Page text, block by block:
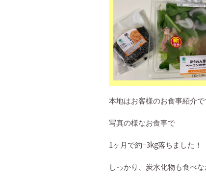
本地はお客様のお食事紹介で
写真の様なお食事で
1ヶ月で約−3kg落ちました！
しっかり、炭水化物も食べ